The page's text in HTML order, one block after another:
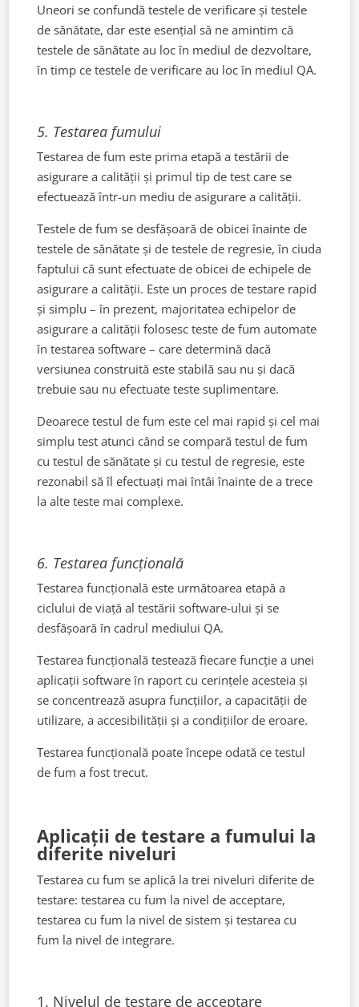
Uneori se confundă testele de verificare și testele
de sănătate, dar este esențial să ne amintim că
testele de sănătate au loc în mediul de dezvoltare,
în timp ce testele de verificare au loc în mediul QA.
5. Testarea fumului
Testarea de fum este prima etapă a testării de
asigurare a calității și primul tip de test care se
efectuează într-un mediu de asigurare a calității.
Testele de fum se desfășoară de obicei înainte de
testele de sănătate și de testele de regresie, în ciuda
faptului că sunt efectuate de obicei de echipele de
asigurare a calității. Este un proces de testare rapid
și simplu – în prezent, majoritatea echipelor de
asigurare a calității folosesc teste de fum automate
în testarea software – care determină dacă
versiunea construită este stabilă sau nu și dacă
trebuie sau nu efectuate teste suplimentare.
Deoarece testul de fum este cel mai rapid și cel mai
simplu test atunci când se compară testul de fum
cu testul de sănătate și cu testul de regresie, este
rezonabil să îl efectuați mai întâi înainte de a trece
la alte teste mai complexe.
6. Testarea funcțională
Testarea funcțională este următoarea etapă a
ciclului de viață al testării software-ului și se
desfășoară în cadrul mediului QA.
Testarea funcțională testează fiecare funcție a unei
aplicații software în raport cu cerințele acesteia și
se concentrează asupra funcțiilor, a capacității de
utilizare, a accesibilității și a condițiilor de eroare.
Testarea funcțională poate începe odată ce testul
de fum a fost trecut.
Aplicații de testare a fumului la
diferite niveluri
Testarea cu fum se aplică la trei niveluri diferite de
testare: testarea cu fum la nivel de acceptare,
testarea cu fum la nivel de sistem și testarea cu
fum la nivel de integrare.
1. Nivelul de testare de acceptare